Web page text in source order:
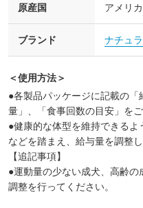
原産国 アメリカ
ブランド ナチュ
＜使用方法＞
●各製品パッケージに記載の
量」、「食事回数の目安」を
●健康的な体型を維持できる
などを踏まえ、給与量を調整し
【追記事項】
●運動量の少ない成犬、高齢
調整を行ってください。